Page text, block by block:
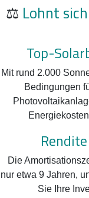
⚖️ Lohnt
Top-
Mit rund 2.000
Bedingungen
Die
nur etwa 9 Jahren,
Sie Ihre